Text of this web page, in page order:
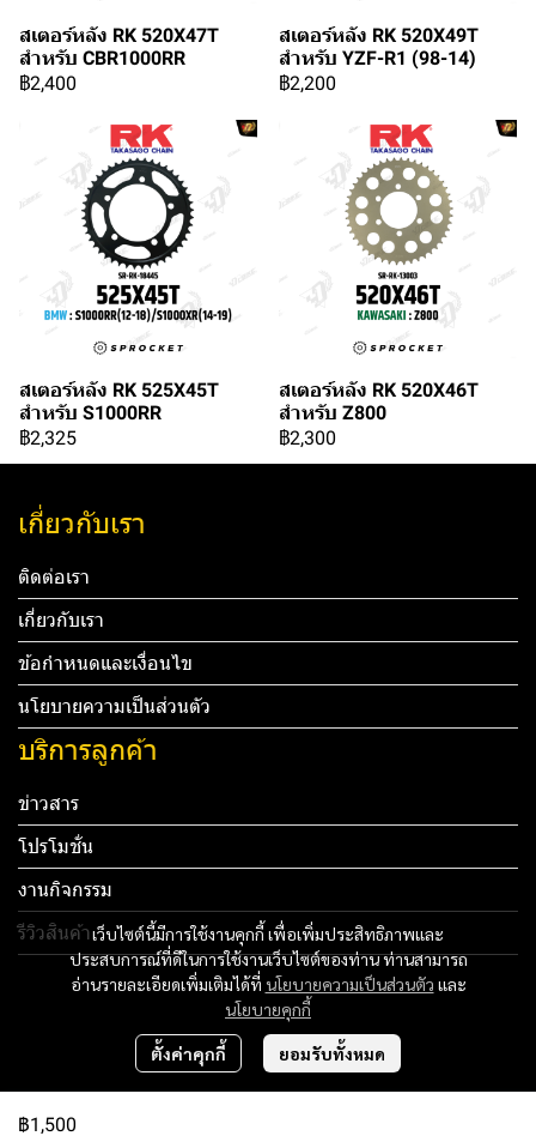
สเตอร์หลัง RK 520X47T
สำหรับ CBR1000RR
฿2,400
สเตอร์หลัง RK 520X49T
สำหรับ YZF-R1 (98-14)
฿2,200
สเตอร์หลัง RK 525X45T
สำหรับ S1000RR
฿2,325
สเตอร์หลัง RK 520X46T
สำหรับ Z800
฿2,300
฿1,500
เว็บไซต์นี้มีการใช้งานคุกกี้ เพื่อเพิ่มประสิทธิภาพและ
ประสบการณ์ที่ดีในการใช้งานเว็บไซต์ของท่าน ท่านสามารถ
อ่านรายละเอียดเพิ่มเติมได้ที่ นโยบายความเป็นส่วนตัว และ
นโยบายคุกกี้
ตั้งค่าคุกกี้ ยอมรับทั้งหมด
เกี่ยวกับเรา
ติดต่อเรา
เกี่ยวกับเรา
ข้อกำหนดและเงื่อนไข
นโยบายความเป็นส่วนตัว
บริการลูกค้า
ข่าวสาร
โปรโมชั่น
งานกิจกรรม
รีวิวสินค้า
Tel: 012 345 67890 Email: mail@yourdomain.com